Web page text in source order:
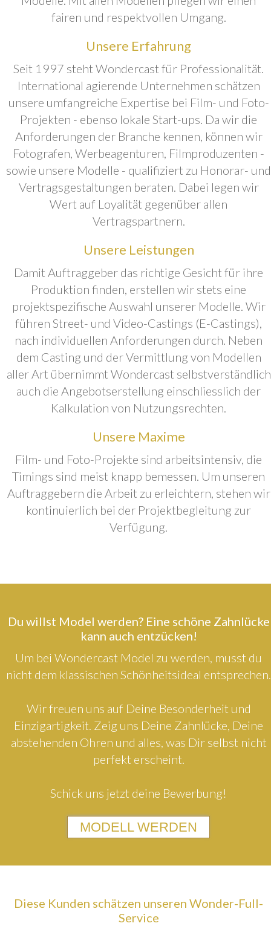
fairen und respektvollen Umgang.
Unsere Erfahrung
Seit 1997 steht Wondercast für Professionalität.
International agierende Unternehmen schätzen
unsere umfangreiche Expertise bei Film- und Foto-
Projekten - ebenso lokale Start-ups. Da wir die
Anforderungen der Branche kennen, können wir
Fotografen, Werbeagenturen, Filmproduzenten -
sowie unsere Modelle - qualifiziert zu Honorar- und
Vertragsgestaltungen beraten. Dabei legen wir
Wert auf Loyalität gegenüber allen
Vertragspartnern.
Unsere Leistungen
Damit Auftraggeber das richtige Gesicht für ihre
Produktion finden, erstellen wir stets eine
projektspezifische Auswahl unserer Modelle. Wir
führen Street- und Video-Castings (E-Castings),
nach individuellen Anforderungen durch. Neben
dem Casting und der Vermittlung von Modellen
aller Art übernimmt Wondercast selbstverständlich
auch die Angebotserstellung einschliesslich der
Kalkulation von Nutzungsrechten.
Unsere Maxime
Film- und Foto-Projekte sind arbeitsintensiv, die
Timings sind meist knapp bemessen. Um unseren
Auftraggebern die Arbeit zu erleichtern, stehen wir
kontinuierlich bei der Projektbegleitung zur
Verfügung.
Du willst Model werden? Eine schöne Zahnlücke
kann auch entzücken!
Um bei Wondercast Model zu werden, musst du
nicht dem klassischen Schönheitsideal entsprechen.
Wir freuen uns auf Deine Besonderheit und
Einzigartigkeit. Zeig uns Deine Zahnlücke, Deine
abstehenden Ohren und alles, was Dir selbst nicht
perfekt erscheint.
Schick uns jetzt deine Bewerbung!
MODELL WERDEN
Diese Kunden schätzen unseren Wonder-Full-
Service